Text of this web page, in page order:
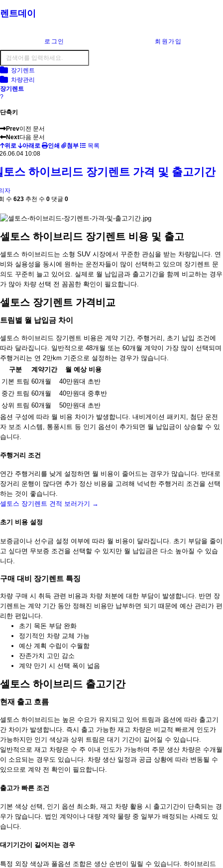
렌트데이
로그인 회원가입
장기렌트
차량관리
장기렌트
?
단축키
Prev이전 문서
Next다음 문서
위로
아래로 인쇄 첨부
목록
10:08
토스 하이브리드 장기렌트 가격 및 출고기간
자
수 623 추천 수 0 댓글 0
셀토스 하이브리드 장기렌트 비용 및 출고
셀토스 하이브리드는 소형 SUV 시장에서 꾸준한 관심을 받는 차량입니다. 연
비와 실용성을 동시에 원하는 운전자들이 많이 선택하고 있으며 장기렌트 문
의도 꾸준히 늘고 있어요. 실제로 월 납입금과 출고기간을 함께 비교하는 경우
가 많아 차량 선택 전 꼼꼼한 확인이 필요합니다.
셀토스 장기렌트 가격비교
트림별 월 납입금 차이
셀토스 하이브리드 장기렌트 비용은 계약 기간, 주행거리, 초기 납입 조건에
따라 달라집니다. 일반적으로 48개월 또는 60개월 계약이 가장 많이 선택되며
주행거리는 연 2만km 기준으로 설정하는 경우가 많습니다.
구분
계약기간
월 예상 비용
기본 트림 60개월
40만원대 초반
중간 트림 60개월
40만원대 중후반
상위 트림 60개월
50만원대 초반
옵션 구성에 따라 월 비용 차이가 발생합니다. 내비게이션 패키지, 첨단 운전
자 보조 시스템, 통풍시트 등 인기 옵션이 추가되면 월 납입금이 상승할 수 있
습니다.
주행거리 조건
연간 주행거리를 낮게 설정하면 월 비용이 줄어드는 경우가 많습니다. 반대로
장거리 운행이 많다면 추가 정산 비용을 고려해 넉넉한 주행거리 조건을 선택
하는 것이 좋습니다.
셀토스 장기렌트 견적 보러가기 →
초기 비용 설정
보증금이나 선수금 설정 여부에 따라 월 비용이 달라집니다. 초기 부담을 줄이
고 싶다면 무보증 조건을 선택할 수 있지만 월 납입금은 다소 높아질 수 있습
니다.
구매 대비 장기렌트 특징
차량 구매 시 취득 관련 비용과 차량 처분에 대한 부담이 발생합니다. 반면 장
기렌트는 계약 기간 동안 정해진 비용만 납부하면 되기 때문에 예산 관리가 편
리한 편입니다.
초기 목돈 부담 완화
정기적인 차량 교체 가능
예산 계획 수립이 수월함
잔존가치 고민 감소
계약 만기 시 선택 폭이 넓음
셀토스 하이브리드 출고기간
현재 출고 흐름
셀토스 하이브리드는 높은 수요가 유지되고 있어 트림과 옵션에 따라 출고기
간 차이가 발생합니다. 즉시 출고 가능한 재고 차량은 비교적 빠르게 인도가
가능하지만 인기 색상과 상위 트림은 대기 기간이 길어질 수 있습니다.
일반적으로 재고 차량은 수 주 이내 인도가 가능하며 주문 생산 차량은 수개월
이 소요되는 경우도 있습니다. 차량 생산 일정과 공급 상황에 따라 변동될 수
있으므로 계약 전 확인이 필요합니다.
출고가 빠른 조건
기본 색상 선택, 인기 옵션 최소화, 재고 차량 활용 시 출고기간이 단축되는 경
우가 많습니다. 법인 계약이나 대량 계약 물량 중 일부가 배정되는 사례도 있
습니다.
대기기간이 길어지는 경우
특정 외장 색상과 풀옵션 조합은 생산 순번이 밀릴 수 있습니다. 하이브리드